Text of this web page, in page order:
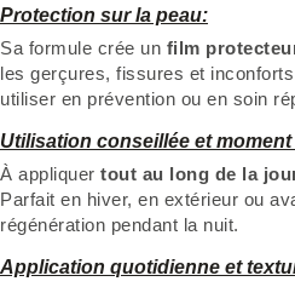
Protection sur la peau:
Sa formule crée un film
les gerçures, fissures et
utiliser en prévention ou en soin
Utilisation conseillée et
À appliquer tout au long de la
Parfait en hiver, en extérieur ou
régénération pendant la nuit.
Application quotidienne et